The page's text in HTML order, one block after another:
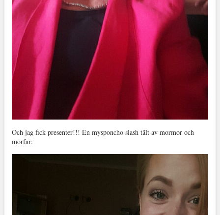
Och jag fick presenter!!! En mysponcho slash tält av mormor och
morfar: